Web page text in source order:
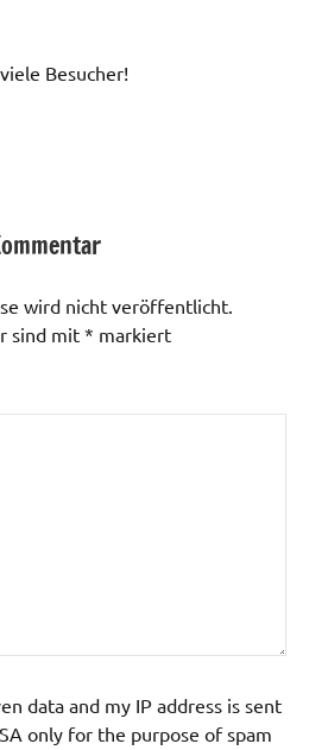
Besucher!
wird nicht veröffentlicht.
sind mit * markiert
data and my IP address is sent
only for the purpose of spam